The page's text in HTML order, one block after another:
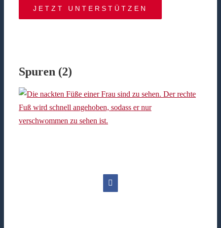
JETZT UNTERSTÜTZEN
Spuren (2)
Facebook